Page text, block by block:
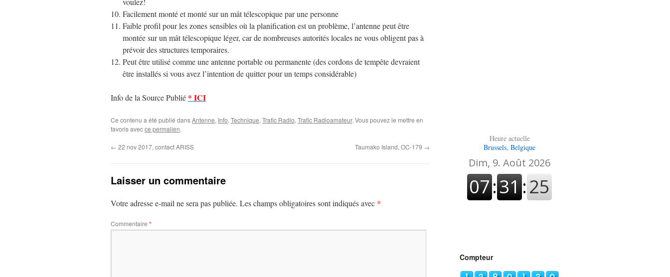
Facilement monté et monté sur un mât télescopique par une personne
Faible profil pour les zones sensibles où la planification est un problème, l’antenne peut être
montée sur un mât télescopique léger, car de nombreuses autorités locales ne vous obligent pas à
prévoir des structures temporaires.
Peut être utilisé comme une antenne portable ou permanente (des cordons de tempête devraient
être installés si vous avez l’intention de quitter pour un temps considérable)
Info de la Source Publié * ICI
Ce contenu a été publié dansAntenne, Info, Technique, Trafic Radio, Trafic Radioamateur. Vous pouvez le mettre en
favoris avecce permalien.
← 22 nov 2017, contact ARISS Taumako Island, OC-179 →
Laisser un commentaire
Votre adresse e-mail ne sera pas publiée. Les champs obligatoires sont indiqués avec *
Commentaire *
Heure actuelle
Brussels, Belgique
Compteur